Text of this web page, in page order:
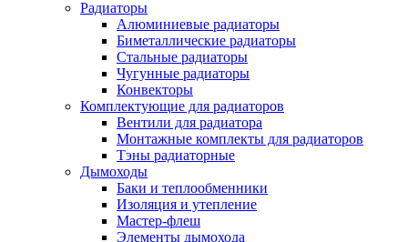
Радиаторы
Алюминиевые радиаторы
Биметаллические радиаторы
Стальные радиаторы
Чугунные радиаторы
Конвекторы
Комплектующие для радиаторов
Вентили для радиатора
Монтажные комплекты для радиаторов
Тэны радиаторные
Дымоходы
Баки и теплообменники
Изоляция и утепление
Мастер-флеш
Элементы дымохода